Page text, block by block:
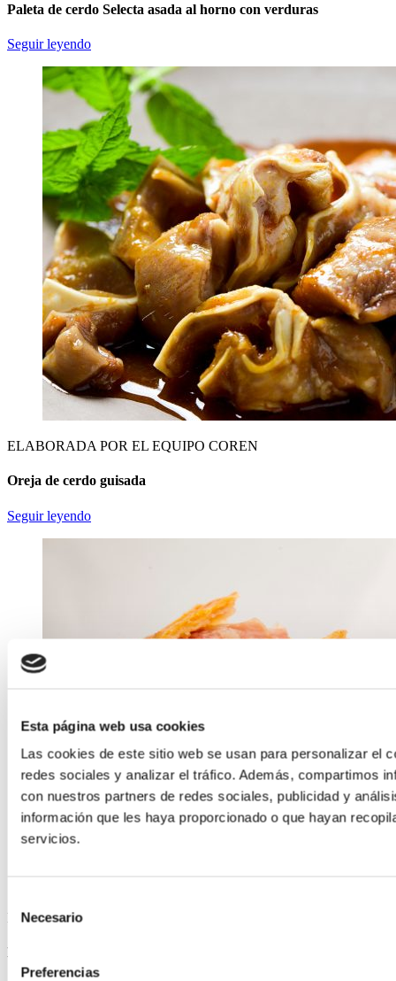
Esta página web usa cookies
Las cookies de este sitio web se usan para personalizar el
redes sociales y analizar el tráfico. Además, compartimos
con nuestros partners de redes sociales, publicidad y
información que les haya proporcionado o que hayan
servicios.
de Necesario
Preferencias
Paleta de cerdo Selecta asada al horno con verduras
Seguir leyendo
ELABORADA POR EL EQUIPO COREN
Oreja de cerdo guisada
Seguir leyendo
ELABORADA POR EL EQUIPO COREN
Empanada de cabeza de cerdo oreado Selecta